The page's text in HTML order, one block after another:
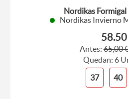
Nordikas
Nordikas Invierno
Antes:65,00
Quedan: 6
37
40